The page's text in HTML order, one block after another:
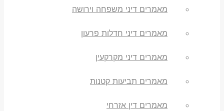
מאמרים דיני משפחה וירושה
מאמרים דיני חדלות פרעון
מאמרים דיני מקרקעין
מאמרים תביעות קטנות
מאמרים דין אזרחי